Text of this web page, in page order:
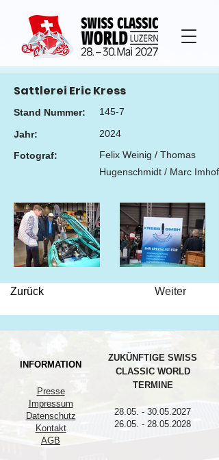
Sattlerei Eric Kress
Stand Nummer: 145-7
Jahr:
2024
Fotograf:
Felix Weinig / Thomas
Hugenschmidt / Marc Imhof
Zurück Weiter
INFORMATION
Presse
Impressum
Datenschutz
Kontakt
AGB
ZUKÜNFTIGE SWISS
CLASSIC WORLD
TERMINE
28.05. - 30.05.2027
26.05. - 28.05.2028